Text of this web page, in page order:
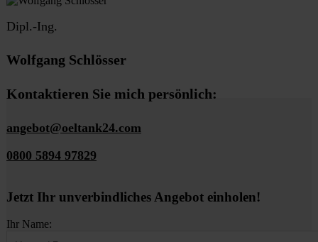
Dipl.-Ing.
Wolfgang Schlösser
Kontaktieren Sie mich persönlich:
angebot@oeltank24.com
0800 5894 97829
Jetzt Ihr unverbindliches Angebot einholen!
Ihr Name: